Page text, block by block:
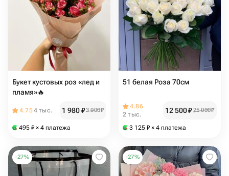
Букет кустовых роз «лед и
пламя»🔥
4.754 тыс. 1 980₽3 000₽
495 ₽ × 4 платежа
51 белая Роза 70см
4.86
2 тыс.
12 500₽ 25 000₽
3 125 ₽ × 4 платежа
-27% -27%